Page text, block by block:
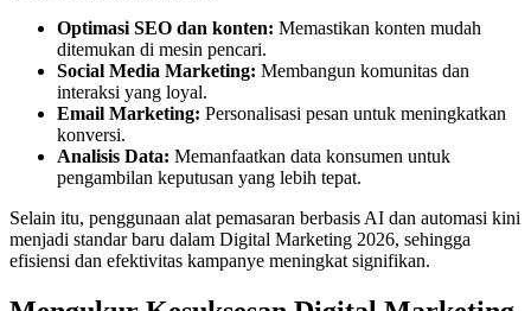
Optimasi SEO dan konten: Memastikan konten mudah
ditemukan di mesin pencari.
Social Media Marketing: Membangun komunitas dan
interaksi yang loyal.
Email Marketing: Personalisasi pesan untuk meningkatkan
konversi.
Analisis Data: Memanfaatkan data konsumen untuk
pengambilan keputusan yang lebih tepat.
Selain itu, penggunaan alat pemasaran berbasis AI dan automasi kini
menjadi standar baru dalam Digital Marketing 2026, sehingga
efisiensi dan efektivitas kampanye meningkat signifikan.